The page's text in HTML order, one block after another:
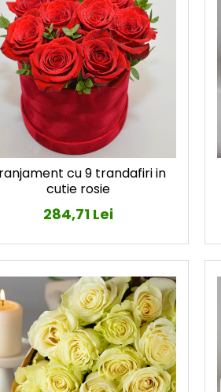
cu 9 trandafiri in
cutie rosie
284,71 Lei